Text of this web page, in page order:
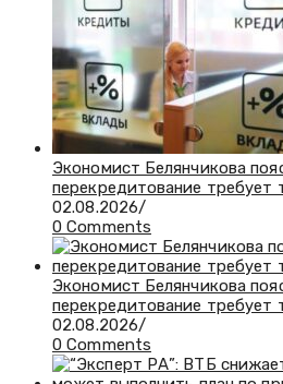
Экономист Белянчикова
перекредитование требует
02.08.2026/
0 Comments
Экономист Белянчикова
перекредитование требует
02.08.2026/
0 Comments